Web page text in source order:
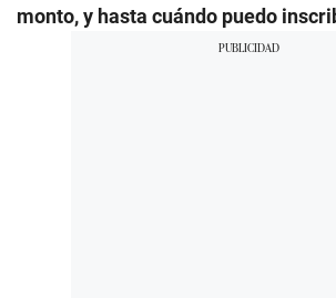
monto, y hasta cuándo puedo